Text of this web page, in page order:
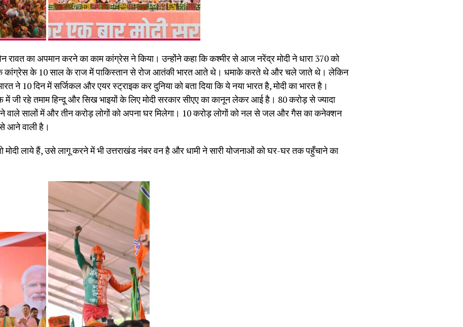
रावत का अपमान करने का काम कांग्रेस ने किया। उन्होंने कहा कि कश्मीर से आज नरेंद्र मोदी ने धारा 370 को
कि कांग्रेस के 10 साल के राज में पाकिस्तान से रोज आतंकी भारत आते थे। धमाके करते थे और चले जाते थे। लेकिन
ने 10 दिन में सर्जिकल और एयर स्ट्राइक कर दुनिया को बता दिया कि ये नया भारत है, मोदी का भारत है।
जी रहे तमाम हिन्दू और सिख भाइयों के लिए मोदी सरकार सीएए का कानून लेकर आई है। 80 करोड़ से ज्यादा
वाले सालों में और तीन करोड़ लोगों को अपना घर मिलेगा। 10 करोड़ लोगों को नल से जल और गैस का कनेक्शन
आने वाली है।
मोदी लाये हैं, उसे लागू करने में भी उत्तराखंड नंबर वन है और धामी ने सारी योजनाओं को घर-घर तक पहुँचाने का